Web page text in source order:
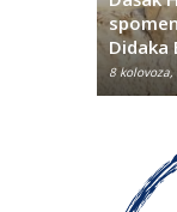
Didaka
8 kolovoza,